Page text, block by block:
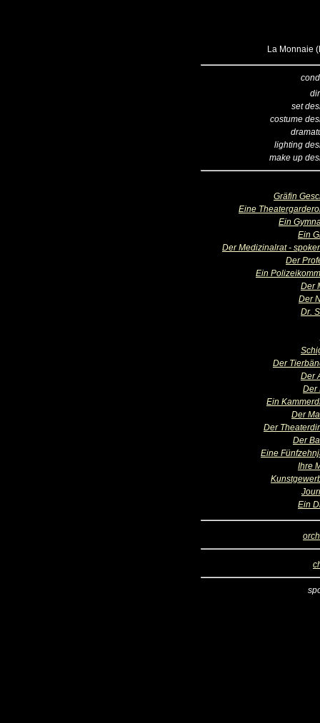
La Monnaie
set
costume
lighting
make up
Gräfin
Eine
Ein
Ein
Der Medizinalrat -
Der
Ein
Der
Der
Dr.
Der
Der
Der
Ein
Der
Der
Der
Eine
Ihre
Ein